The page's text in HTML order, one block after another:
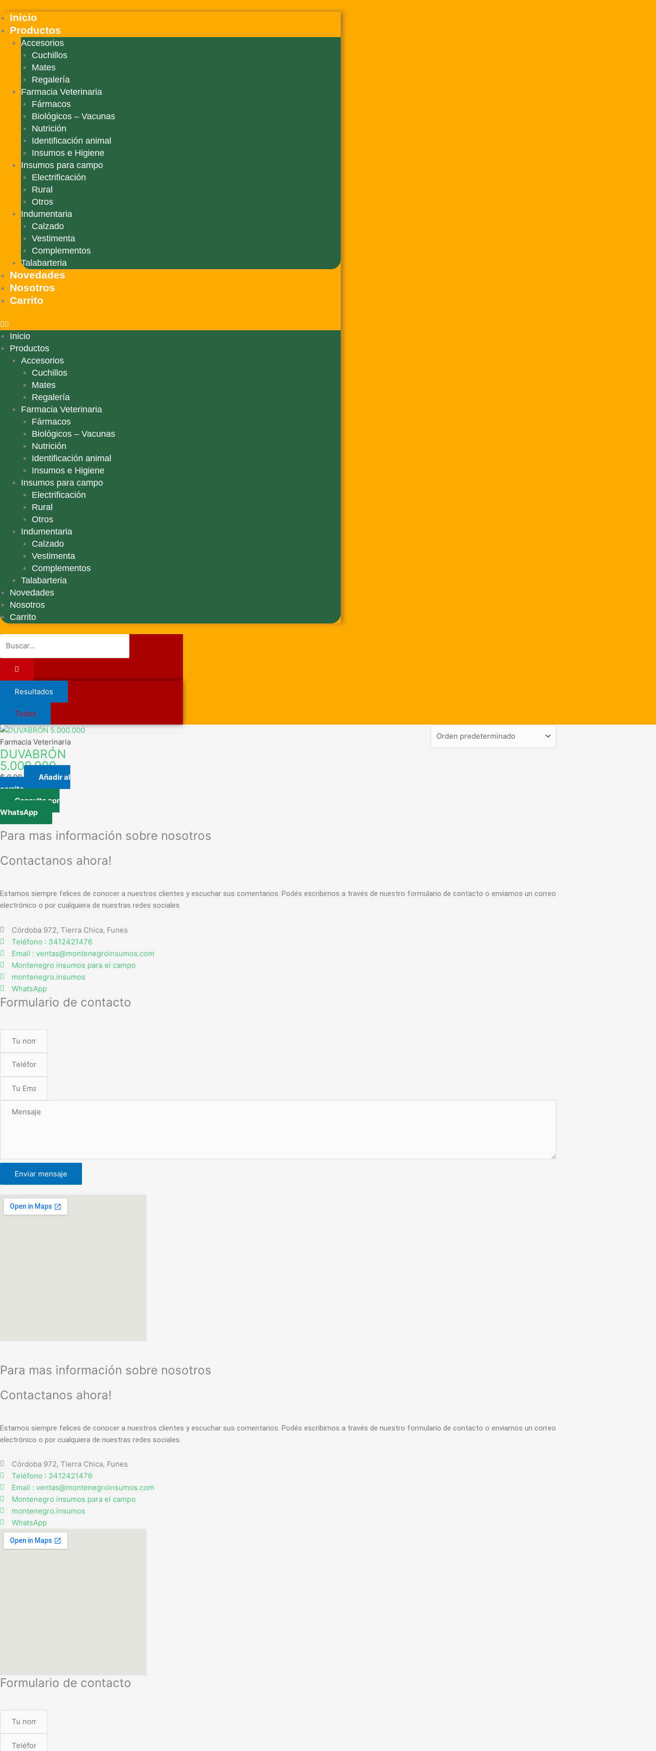
al
contenido
Inicio
Productos
Accesorios
Cuchillos
Mates
Regalería
Farmacia Veterinaria
Fármacos
Biológicos – Vacunas
Nutrición
Identificación animal
Insumos e Higiene
Insumos para campo
Electrificación
Rural
Otros
Indumentaria
Calzado
Vestimenta
Complementos
Talabarteria
Novedades
Nosotros
Carrito
Inicio
Productos
Accesorios
Cuchillos
Mates
Regalería
Farmacia Veterinaria
Fármacos
Biológicos – Vacunas
Nutrición
Identificación animal
Insumos e Higiene
Insumos para campo
Electrificación
Rural
Otros
Indumentaria
Calzado
Vestimenta
Complementos
Talabarteria
Novedades
Nosotros
Carrito
...
Resultados
Todos
Farmacia Veterinaria
DUVABRÓN
5.000.000
$0,00
Añadir al
carrito
Consulta por
WhatsApp
Para mas información sobre nosotros
Contactanos ahora!
Estamos siempre felices de conocer a nuestros clientes y escuchar sus comentarios. Podés escribirnos a través de nuestro formulario de contacto o enviarnos un correo
electrónico o por cualquiera de nuestras redes sociales.
Córdoba 972, Tierra Chica, Funes
Teléfono : 3412421476
Email : ventas@montenegroinsumos.com
Montenegro insumos para el campo
montenegro.insumos
WhatsApp
Formulario de contacto
Enviar mensaje
Para mas información sobre nosotros
Contactanos ahora!
Estamos siempre felices de conocer a nuestros clientes y escuchar sus comentarios. Podés escribirnos a través de nuestro formulario de contacto o enviarnos un correo
electrónico o por cualquiera de nuestras redes sociales.
Córdoba 972, Tierra Chica, Funes
Teléfono : 3412421476
Email : ventas@montenegroinsumos.com
Montenegro insumos para el campo
montenegro.insumos
WhatsApp
Formulario de contacto